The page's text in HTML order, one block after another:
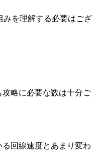
みを理解する必要はござ
略に必要な数は十分ご
回線速度とあまり変わ